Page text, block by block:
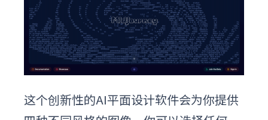
这个创新性的AI平面设计软件会为你提供